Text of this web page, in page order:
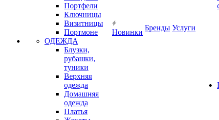
Портфели
Ключницы
Визитницы
Портмоне
ОДЕЖДА
Блузки,
рубашки,
туники
Верхняя
одежда
Домашняя
одежда
Платья
Новинки
Бренды Услуги